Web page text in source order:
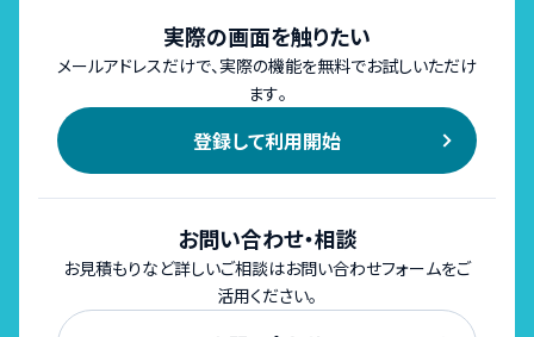
実際の画面を触りたい
メールアドレスだけで、実際の機能を無料でお試しいただけ
ます。
登録して利用開始
お問い合わせ・相談
お見積もりなど詳しいご相談はお問い合わせフォームをご
活用ください。